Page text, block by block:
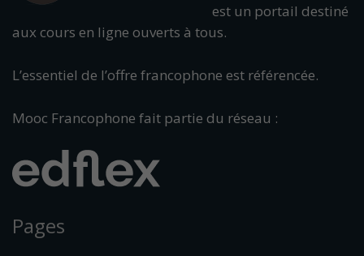
est un portail destiné
aux cours en ligne ouverts à tous.
L’essentiel de l’offre francophone est référencée.
Mooc Francophone fait partie du réseau :
Pages